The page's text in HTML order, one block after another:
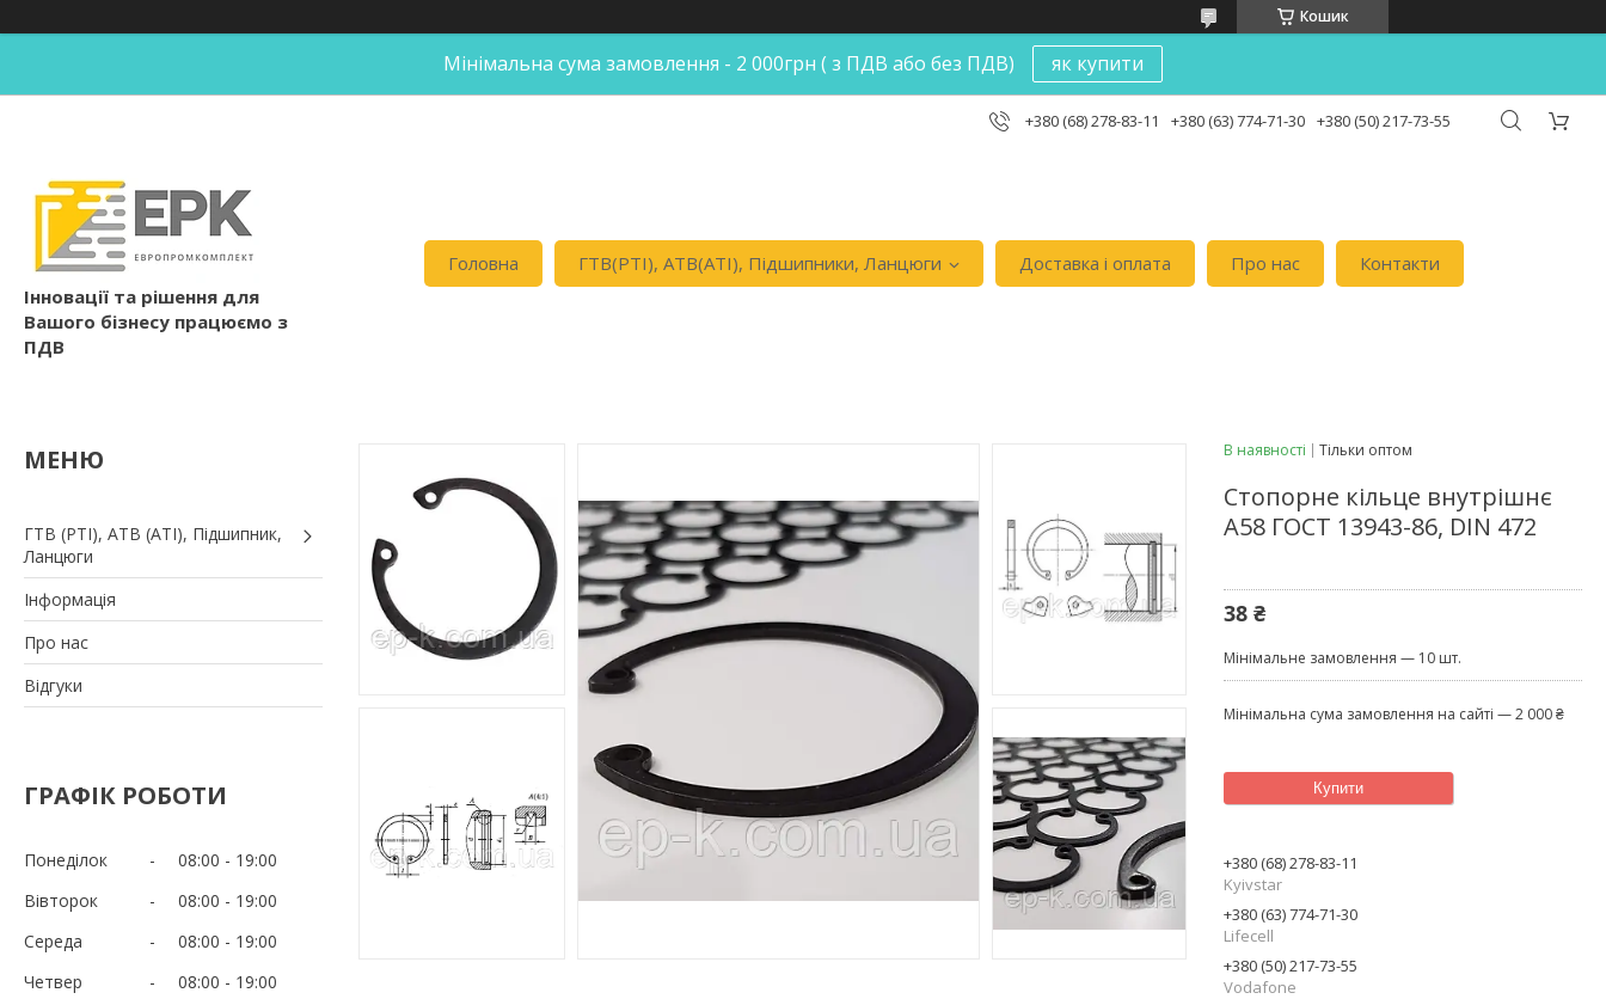
Кошик
Мінімальна сума замовлення - 2 000грн ( з ПДВ або без ПДВ) як купити
+380 (68) 278-83-11 +380 (63) 774-71-30 +380 (50) 217-73-55
Інновації та рішення для
Вашого бізнесу працюємо з
ПДВ
Головна ГТВ(РТI), АТВ(АТI), Пiдшипники, Ланцюги Доставка i оплата Про нас Контакти
ГТВ (РТI), АТВ (АТI), Пiдшипник,
Ланцюги
Iнформація
Про нас
Вiдгуки
ГРАФІК РОБОТИ
Понеділок 08:00
19:00
Вівторок
08:00
19:00
Середа
08:00
19:00
Четвер
08:00
19:00
В наявності Тільки оптом
Стопорне кільце внутрішнє
А58 ГОСТ 13943-86, DIN 472
38 ₴
Мінімальне замовлення — 10 шт.
Мінімальна сума замовлення на сайті — 2 000 ₴
Купити
+380 (68) 278-83-11
Kyivstar
+380 (63) 774-71-30
Lifecell
+380 (50) 217-73-55
Vodafone